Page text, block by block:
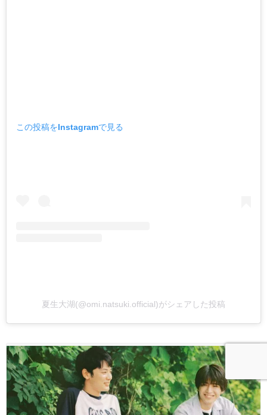
この投稿をInstagramで見る
夏生大湖(@omi.natsuki.official)がシェアした投稿